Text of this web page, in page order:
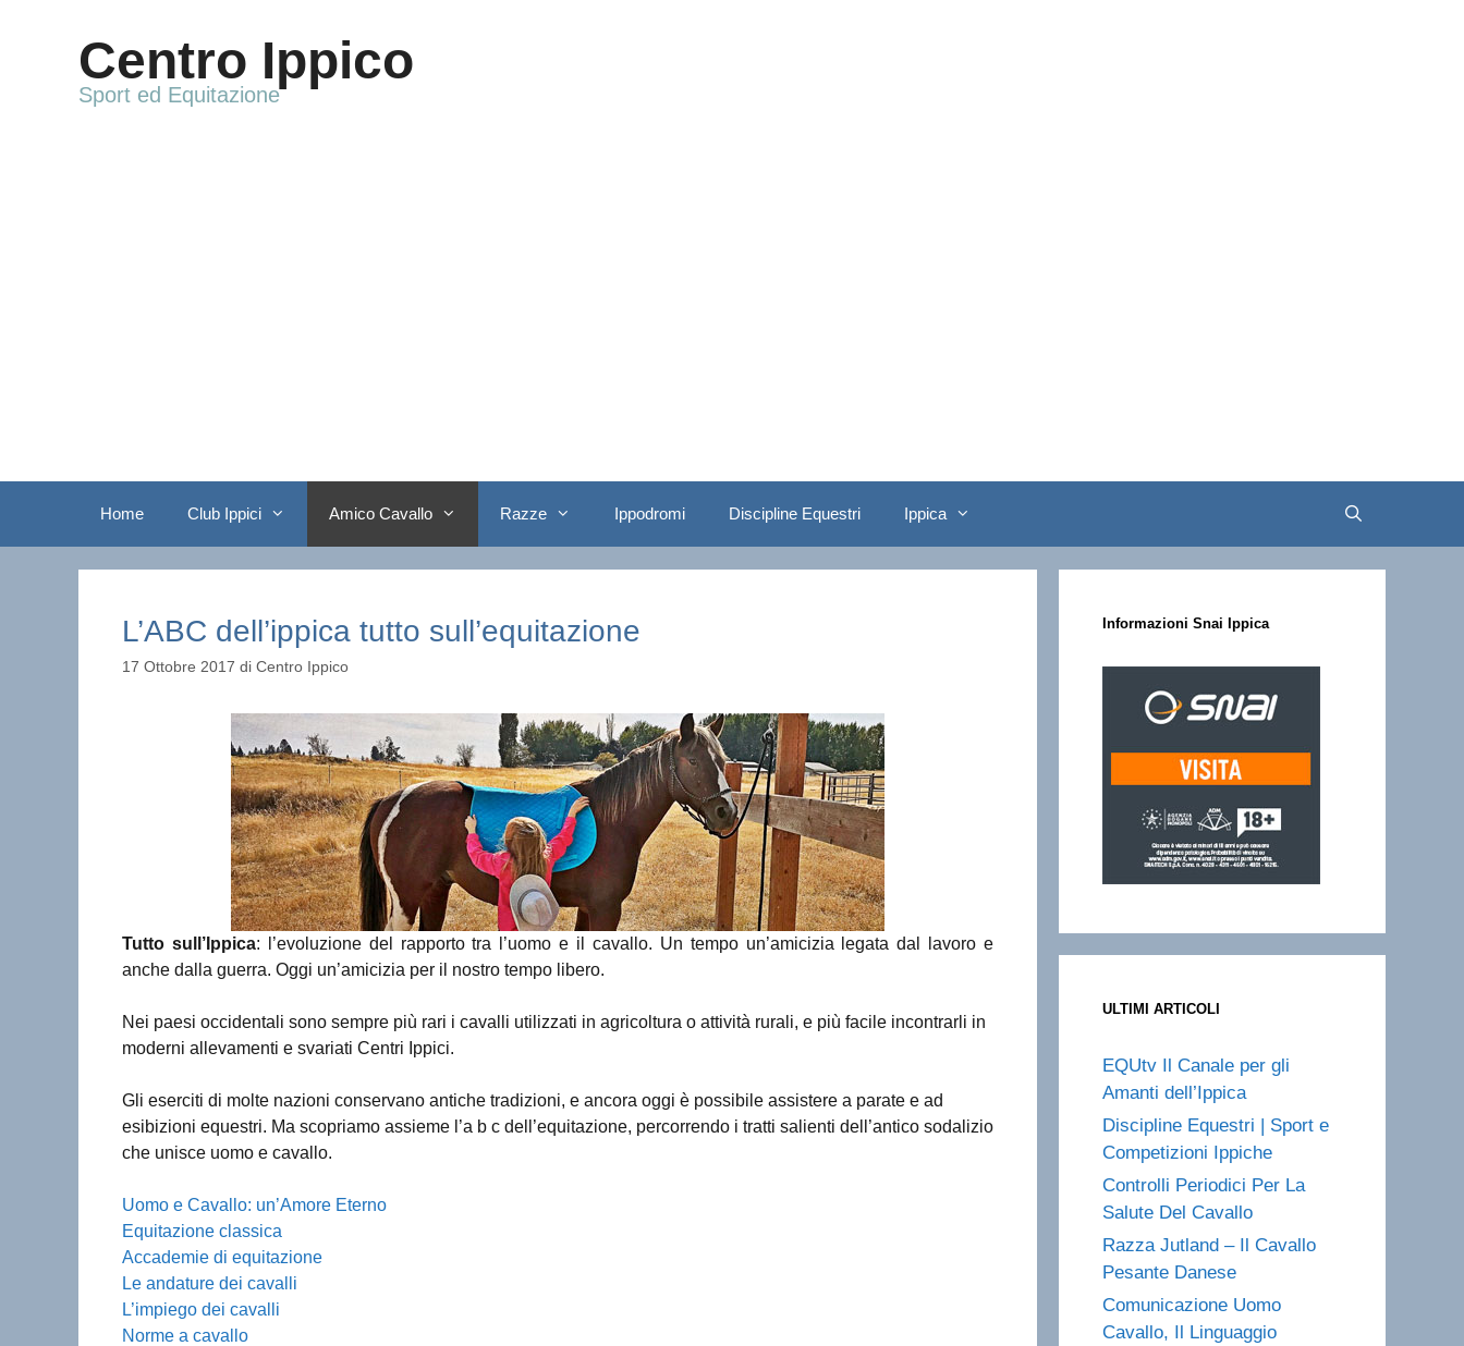
Centro Ippico
Sport ed Equitazione
Home Club Ippici Amico Cavallo Razze Ippodromi Discipline Equestri Ippica
L’ABC dell’ippica tutto sull’equitazione
17 Ottobre 2017 di Centro Ippico
Tutto sull’Ippica: l’evoluzione del rapporto tra l’uomo e il cavallo. Un tempo un’amicizia legata dal lavoro e
anche dalla guerra. Oggi un’amicizia per il nostro tempo libero.
Nei paesi occidentali sono sempre più rari i cavalli utilizzati in agricoltura o attività rurali, e più facile incontrarli in
moderni allevamenti e svariati Centri Ippici.
Gli eserciti di molte nazioni conservano antiche tradizioni, e ancora oggi è possibile assistere a parate e ad
esibizioni equestri. Ma scopriamo assieme l’a b c dell’equitazione, percorrendo i tratti salienti dell’antico sodalizio
che unisce uomo e cavallo.
Uomo e Cavallo: un’Amore Eterno
Equitazione classica
Accademie di equitazione
Le andature dei cavalli
L’impiego dei cavalli
Norme a cavallo
Informazioni Snai Ippica
ULTIMI ARTICOLI
EQUtv Il Canale per gli
Amanti dell’Ippica
Discipline Equestri | Sport e
Competizioni Ippiche
Controlli Periodici Per La
Salute Del Cavallo
Razza Jutland – Il Cavallo
Pesante Danese
Comunicazione Uomo
Cavallo, Il Linguaggio